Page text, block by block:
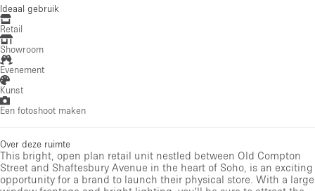
Ideaal gebruik
Retail
Showroom
Evenement
Kunst
Een fotoshoot maken
Over deze ruimte
This bright, open plan retail unit nestled between Old Compton
Street and Shaftesbury Avenue in the heart of Soho, is an exciting
opportunity for a brand to launch their physical store. With a large